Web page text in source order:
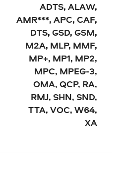
ADTS, ALAW,
AMR***, APC, CAF,
DTS, GSD, GSM,
M2A, MLP, MMF,
MP+, MP1, MP2,
MPC, MPEG-3,
OMA, QCP, RA,
RMJ, SHN, SND,
TTA, VOC, W64,
XA